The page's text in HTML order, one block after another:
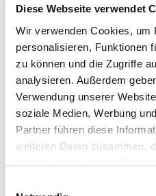
Diese Webseite verwendet
Wir verwenden Cookies, um
personalisieren, Funktionen
zu können und die Zugriffe
analysieren. Außerdem
Verwendung unserer
soziale Medien, Werbung
Partner führen diese
weiteren Daten zusammen,